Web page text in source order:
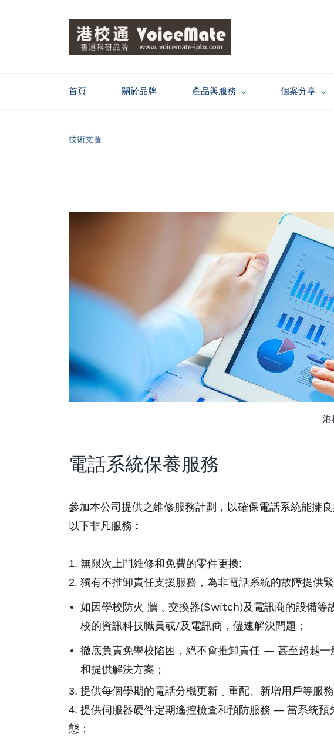
首頁 關於品牌 產品與服務 個案分享
技術支援
港
電話系統保養服務
參加本公司提供之維修服務計劃，以確保電話系統能擁
以下非凡服務︰
1. 無限次上門維修和免費的零件更換;
2. 獨有不推卸責任支援服務，為非電話系統的故障提供
如因學校防火 牆﹑交換器(Switch)及電訊商的設備
校的資訊科技職員或/及電訊商，儘速解決問題；
徹底負責免學校陷困，絕不會推卸責任 — 甚至超越
和提供解決方案；
3. 提供每個學期的電話分機更新﹑重配、新增用戶等服務
4. 提供伺服器硬件定期遙控檢查和預防服務 — 當系統
態；